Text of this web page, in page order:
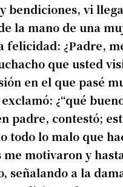
bendiciones, vi
la mano de una
felicidad: ¿Padre,
que usted
en el que pasé
¿“qué
padre, contestó;
todo lo malo que
me motivaron y
señalando a la